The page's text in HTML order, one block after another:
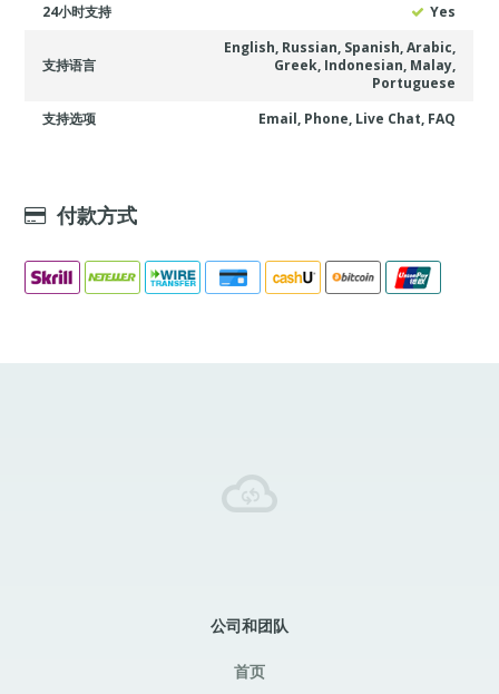
24小时支持
Yes
支持语言
English, Russian, Spanish, Arabic,
Greek, Indonesian, Malay,
Portuguese
支持选项
Email, Phone, Live Chat, FAQ
付款方式
公司和团队
首页